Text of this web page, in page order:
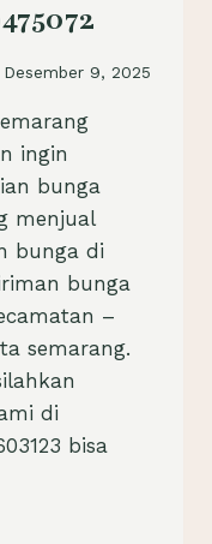
Desember 9, 2025
ingin
bunga
menjual
bunga di
bunga
–
semarang.
di
bisa